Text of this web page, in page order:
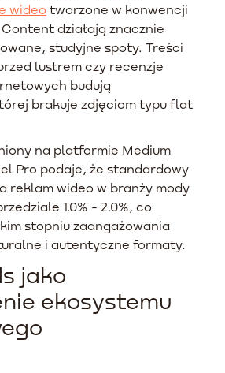
wideo tworzone w konwencji
działają znacznie
studyjne spoty. Treści
lustrem czy recenzje
budują
brakuje zdjęciom typu flat
na platformie Medium
Pro podaje, że standardowy
reklam wideo w branży mody
1.0% - 2.0%, co
stopniu zaangażowania
i autentyczne formaty.
jako
ekosystemu